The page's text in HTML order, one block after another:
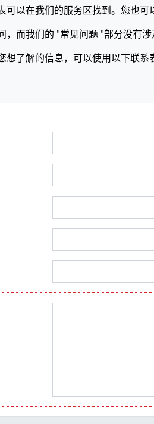
以在我们的服务区找到。您也可
而我们的 "常见问题 "部分没有
想了解的信息，可以使用以下联